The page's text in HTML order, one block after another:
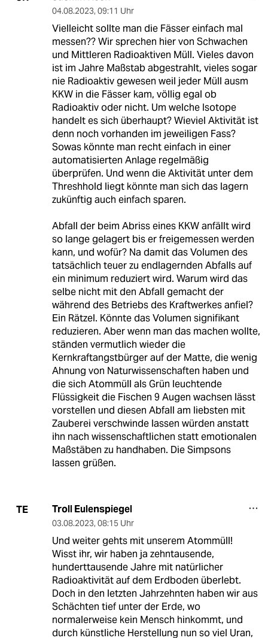
04.08.2023, 09:11 Uhr
Vielleicht sollte man die Fässer einfach mal
messen?? Wir sprechen hier von Schwachen
und Mittleren Radioaktiven Müll. Vieles davon
ist im Jahre Maßstab abgestrahlt, vieles sogar
nie Radioaktiv gewesen weil jeder Müll ausm
KKW in die Fässer kam, völlig egal ob
Radioaktiv oder nicht. Um welche Isotope
handelt es sich überhaupt? Wieviel Aktivität ist
denn noch vorhanden im jeweiligen Fass?
Sowas könnte man recht einfach in einer
automatisierten Anlage regelmäßig
überprüfen. Und wenn die Aktivität unter dem
Threshhold liegt könnte man sich das lagern
zukünftig auch einfach sparen.
Abfall der beim Abriss eines KKW anfällt wird
so lange gelagert bis er freigemessen werden
kann, und wofür? Na damit das Volumen des
tatsächlich teuer zu endlagernden Abfalls auf
ein minimum reduziert wird. Warum wird das
selbe nicht mit den Abfall gemacht der
während des Betriebs des Kraftwerkes anfiel?
Ein Rätzel. Könnte das Volumen signifikant
reduzieren. Aber wenn man das machen wollte,
ständen vermutlich wieder die
Kernkraftangstbürger auf der Matte, die wenig
Ahnung von Naturwissenschaften haben und
die sich Atommüll als Grün leuchtende
Flüssigkeit die Fischen 9 Augen wachsen lässt
vorstellen und diesen Abfall am liebsten mit
Zauberei verschwinde lassen würden anstatt
ihn nach wissenschaftlichen statt emotionalen
Maßstäben zu handhaben. Die Simpsons
lassen grüßen.
TE Troll Eulenspiegel
03.08.2023, 08:15 Uhr
Und weiter gehts mit unserem Atommüll!
Wisst ihr, wir haben ja zehntausende,
hunderttausende Jahre mit natürlicher
Radioaktivität auf dem Erdboden überlebt.
Doch in den letzten Jahrzehnten haben wir aus
Schächten tief unter der Erde, wo
normalerweise kein Mensch hinkommt, und
durch künstliche Herstellung nun so viel Uran,